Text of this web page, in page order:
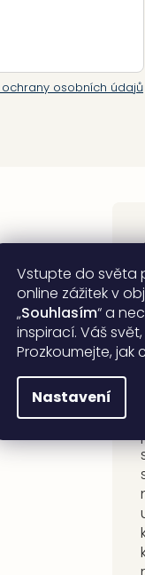
Vstupte do světa
online zážitek v
„Souhlasím“ a
inspirací. Váš
Prozkoumejte,
Nastavení
osobních údajů
zboží